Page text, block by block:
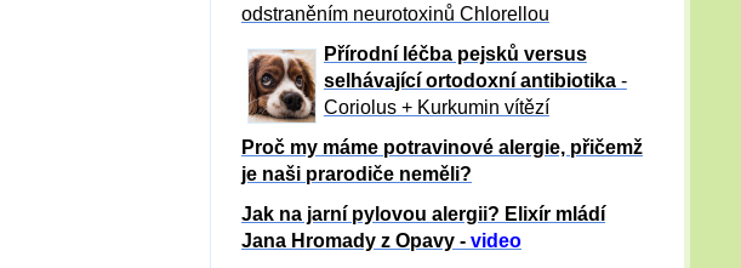
odstraněním neurotoxinů Chlorellou
Přírodní léčba pejsků versus
selhávající ortodoxní antibiotika -
Coriolus + Kurkumin vítězí
Proč my máme potravinové alergie, přičemž
je naši prarodiče neměli?
Jak na jarní pylovou alergii? Elixír mládí
Jana Hromady z Opavy - video